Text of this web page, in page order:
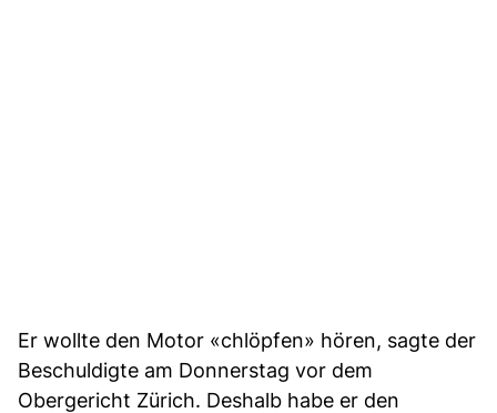
Er wollte den Motor «chlöpfen» hören, sagte der
Beschuldigte am Donnerstag vor dem
Obergericht Zürich. Deshalb habe er den